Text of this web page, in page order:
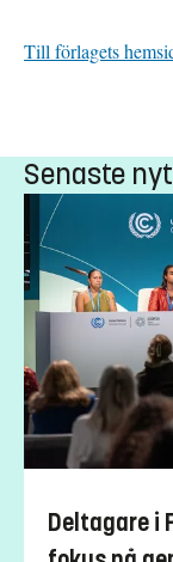
Till förlagets
Senaste
Deltagare i